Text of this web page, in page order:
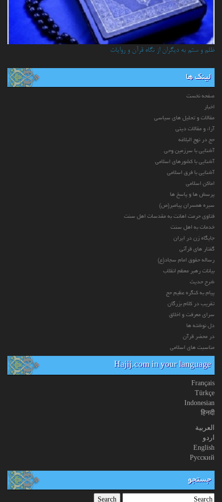
ظلم و ستم به دیگران از نگاه قرآن و روایات
لینک ها
صفحه نخست
اخبار
مقالات و تحلیل های سیاسی
آراء و مقالات دینی
حج در نهج البلاغه
آشنایی با سرزمین وحی
آشنایی با کشورهای اسلامی
آشنایی با فرق اسلامی
اماکن اسلامی
پرسش ها و پاسخ ها
سیره همسران پیامبر(ص)
فتاوی حرمت اهانت به مقدسات اهل سنت
خدمات به اهل سنت
جایگاه زن در ایران
گفتار های قرآنی
رساله حقوق امام سجاد(ع)
بیانات رهبر معظم انقلاب
شرح حدیث
پیام به کنگره عظیم حج
تقریب در کلام بزرگان
سرای معرفت و اخلاق
دل نوشته ها
در محضر قرآن
مناسبت های اسلامی
Hajij.com in your language
Français
Türkçe
Indonesian
हिनदी
العربیة
اردو
English
Русский
جستجو